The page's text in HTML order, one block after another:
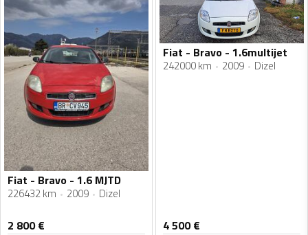
Fiat - Bravo - 1.6 MJTD
226432 km 2009 Dizel
2 800€
Fiat - Bravo - 1.6multijet
242000 km 2009 Dizel
4 500€